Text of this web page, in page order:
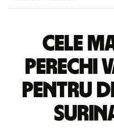
Cele
perechi
pentru